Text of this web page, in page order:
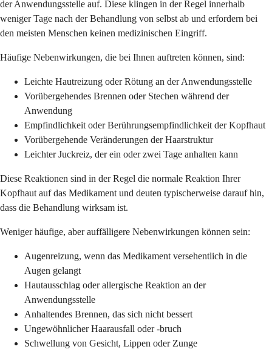
der Anwendungsstelle auf. Diese klingen in der Regel innerhalb
weniger Tage nach der Behandlung von selbst ab und erfordern bei
den meisten Menschen keinen medizinischen Eingriff.
Häufige Nebenwirkungen, die bei Ihnen auftreten können, sind:
Leichte Hautreizung oder Rötung an der Anwendungsstelle
Vorübergehendes Brennen oder Stechen während der
Anwendung
Empfindlichkeit oder Berührungsempfindlichkeit der Kopfhaut
Vorübergehende Veränderungen der Haarstruktur
Leichter Juckreiz, der ein oder zwei Tage anhalten kann
Diese Reaktionen sind in der Regel die normale Reaktion Ihrer
Kopfhaut auf das Medikament und deuten typischerweise darauf hin,
dass die Behandlung wirksam ist.
Weniger häufige, aber auffälligere Nebenwirkungen können sein:
Augenreizung, wenn das Medikament versehentlich in die
Augen gelangt
Hautausschlag oder allergische Reaktion an der
Anwendungsstelle
Anhaltendes Brennen, das sich nicht bessert
Ungewöhnlicher Haarausfall oder -bruch
Schwellung von Gesicht, Lippen oder Zunge